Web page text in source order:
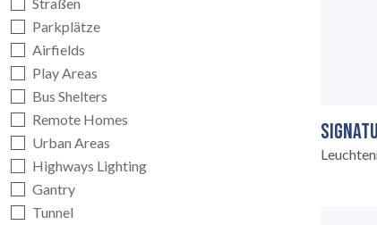
EARTHLIGHT
03
Parkplätze
Airfields
Play Areas
Bus Shelters
Remote Homes
Urban Areas
Highways Lighting
Gantry
Tunnel